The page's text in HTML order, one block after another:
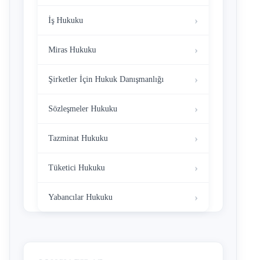
İş Hukuku
Miras Hukuku
Şirketler İçin Hukuk Danışmanlığı
Sözleşmeler Hukuku
Tazminat Hukuku
Tüketici Hukuku
Yabancılar Hukuku